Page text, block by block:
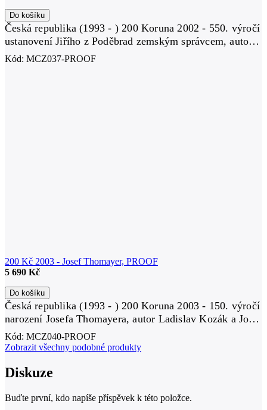
Do košíku
Česká republika (1993 - ) 200 Koruna 2002 - 550. výročí
ustanovení Jiřího z Poděbrad zemským správcem, autor
Michal Vitanovský, Aurea C137, etue, certifikát, PROOF
Kód: MCZ037-PROOF
200 Kč 2003 - Josef Thomayer, PROOF
5 690 Kč
Do košíku
Česká republika (1993 - ) 200 Koruna 2003 - 150. výročí
narození Josefa Thomayera, autor Ladislav Kozák a Josef
Oplištil, Aurea C132, etue, certifikát, PROOF Ag 0,900,
31 mm...
Kód: MCZ040-PROOF
Zobrazit všechny podobné produkty
Diskuze
Buďte první, kdo napíše příspěvek k této položce.